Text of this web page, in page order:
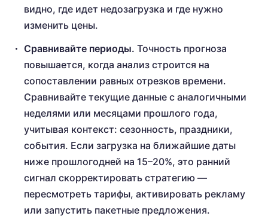
видно, где идет недозагрузка и где нужно
изменить цены.
Сравнивайте периоды. Точность прогноза
повышается, когда анализ строится на
сопоставлении равных отрезков времени.
Сравнивайте текущие данные с аналогичными
неделями или месяцами прошлого года,
учитывая контекст: сезонность, праздники,
события. Если загрузка на ближайшие даты
ниже прошлогодней на 15–20%, это ранний
сигнал скорректировать стратегию —
пересмотреть тарифы, активировать рекламу
или запустить пакетные предложения.